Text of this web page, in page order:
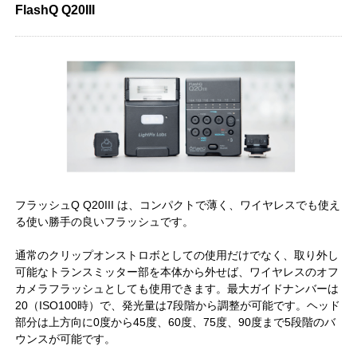
FlashQ Q20III
フラッシュQ Q20III は、コンパクトで薄く、ワイヤレスでも使え
る使い勝手の良いフラッシュです。
通常のクリップオンストロボとしての使用だけでなく、取り外し
可能なトランスミッター部を本体から外せば、ワイヤレスのオフ
カメラフラッシュとしても使用できます。最大ガイドナンバーは
20（ISO100時）で、発光量は7段階から調整が可能です。ヘッド
部分は上方向に0度から45度、60度、75度、90度まで5段階のバ
ウンスが可能です。